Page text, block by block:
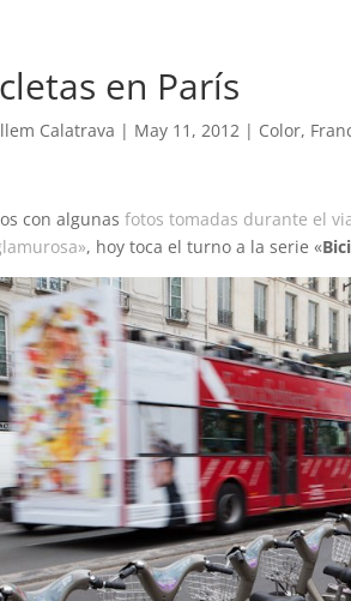
en París
Calatrava | May 11, 2012| Color,
con algunas fotos tomadas durante el
, hoy toca el turno a la serie «